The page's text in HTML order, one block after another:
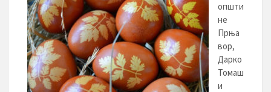
општи
не
Прња
вор,
Дарко
Томаш
и